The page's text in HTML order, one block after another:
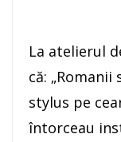
La atelierul
că:
stylus pe
întorceau